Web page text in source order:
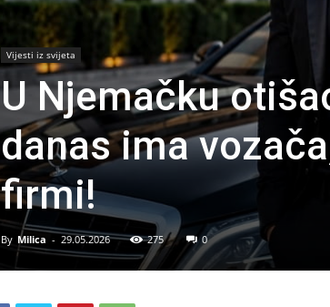
Vijesti iz svijeta
U Njemačku
danas ima
firmi!
By Milica - 29.05.2026 275 0